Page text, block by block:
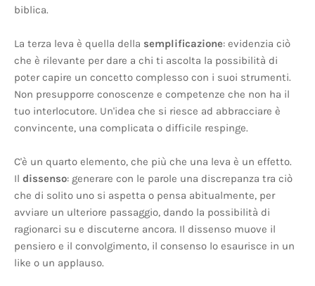
biblica.
La terza leva è quella della semplificazione: evidenzia ciò
che è rilevante per dare a chi ti ascolta la possibilità di
poter capire un concetto complesso con i suoi strumenti.
Non presupporre conoscenze e competenze che non ha il
tuo interlocutore. Un'idea che si riesce ad abbracciare è
convincente, una complicata o difficile respinge.
C'è un quarto elemento, che più che una leva è un effetto.
Il dissenso: generare con le parole una discrepanza tra ciò
che di solito uno si aspetta o pensa abitualmente, per
avviare un ulteriore passaggio, dando la possibilità di
ragionarci su e discuterne ancora. Il dissenso muove il
pensiero e il convolgimento, il consenso lo esaurisce in un
like o un applauso.